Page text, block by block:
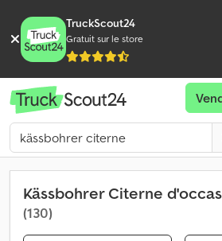
TruckScout24
Gratuit sur le store
Kässbohrer Citerne
(130)